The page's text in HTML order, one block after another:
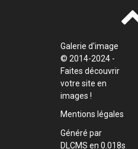
Galerie d'image
© 2014-2024 -
Faites découvrir
votre site en
images !
Mentions légales
Généré par
DLCMS en 0.018s